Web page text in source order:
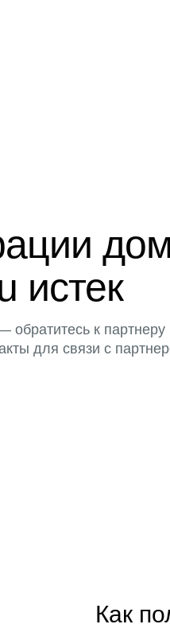
истек
обратитесь к
для связи с
Как